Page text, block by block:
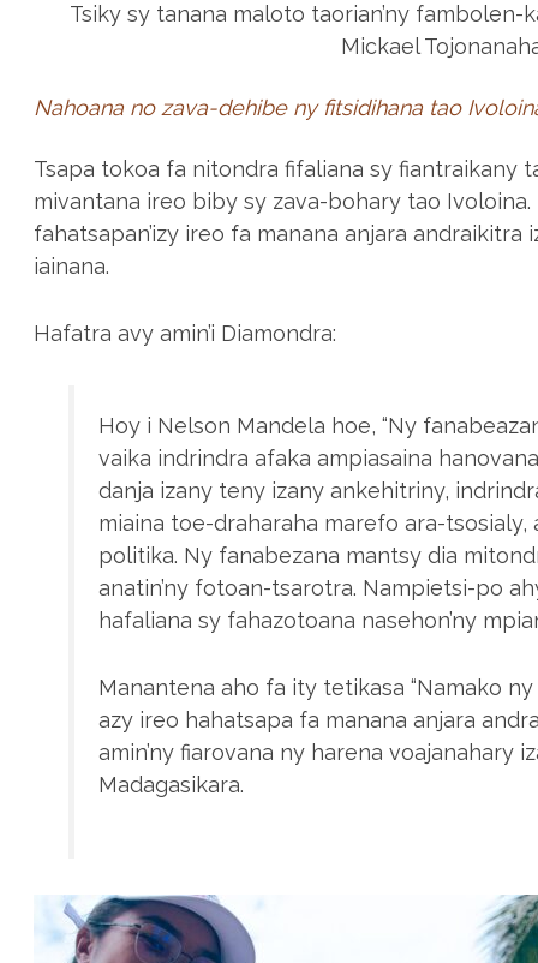
Tsiky sy tanana maloto taorian’ny fambolen-
Mickael
Nahoana no zava-dehibe ny fitsidihana tao
Tsapa tokoa fa nitondra fifaliana sy fiantraikany
mivantana ireo biby sy zava-bohary tao
fahatsapan’izy ireo fa manana anjara andraikitra
iainana.
Hafatra avy amin’i Diamondra:
Hoy i Nelson Mandela hoe, “Ny
vaika indrindra afaka ampiasaina
danja izany teny izany ankehitriny,
miaina toe-draharaha marefo ara-
politika. Ny fanabezana mantsy dia
anatin’ny fotoan-tsarotra. Nampietsi-po
hafaliana sy fahazotoana nasehon’ny
Manantena aho fa ity tetikasa “Namako
azy ireo hahatsapa fa manana anjara
amin’ny fiarovana ny harena voajanahary
Madagasikara.